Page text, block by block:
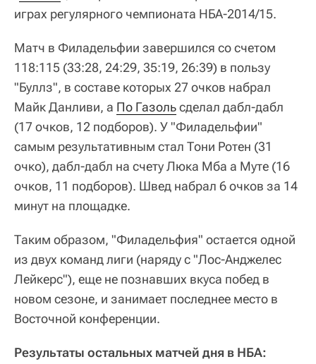
играх регулярного чемпионата НБА-2014/15.
Матч в Филадельфии завершился со счетом
118:115 (33:28, 24:29, 35:19, 26:39) в пользу
"Буллз", в составе которых 27 очков набрал
Майк Данливи, а По Газольсделал дабл-дабл
(17 очков, 12 подборов). У "Филадельфии"
самым результативным стал Тони Ротен (31
очко), дабл-дабл на счету Люка Мба а Муте (16
очков, 11 подборов). Швед набрал 6 очков за 14
минут на площадке.
Таким образом, "Филадельфия" остается одной
из двух команд лиги (наряду с "Лос-Анджелес
Лейкерс"), еще не познавших вкуса побед в
новом сезоне, и занимает последнее место в
Восточной конференции.
Результаты остальных матчей дня в НБА: